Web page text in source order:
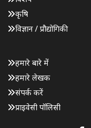
कृषि
विज्ञान / प्रौद्योगिकी
हमारे बारे में
हमारे लेखक
संपर्क करें
प्राइवेसी पॉलिसी